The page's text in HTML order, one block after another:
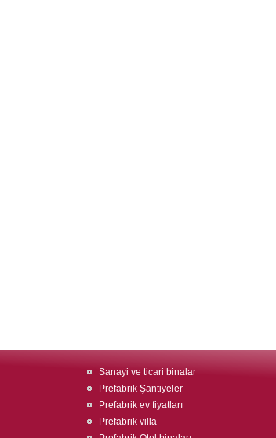
Sanayi ve ticari binalar
Prefabrik Şantiyeler
Prefabrik ev fiyatları
Prefabrik villa